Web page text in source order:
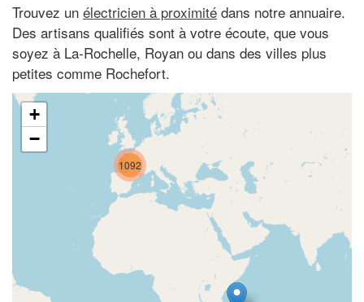
Trouvez un électricien à proximité dans notre annuaire.
Des artisans qualifiés sont à votre écoute, que vous
soyez à La-Rochelle, Royan ou dans des villes plus
petites comme Rochefort.
1092
+
−